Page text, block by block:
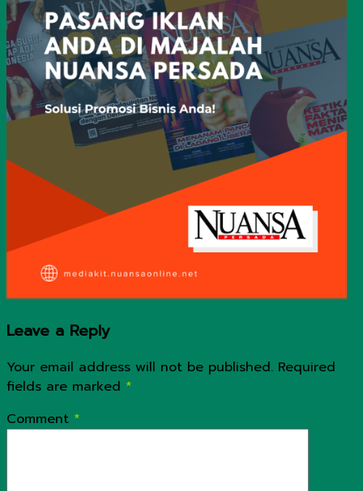
Leave a Reply
Your email address will not be published. Required
fields are marked *
Comment *